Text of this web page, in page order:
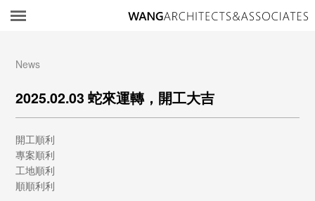
News
2025.02.03 蛇來運轉，開工大吉
開工順利
專案順利
工地順利
順順利利